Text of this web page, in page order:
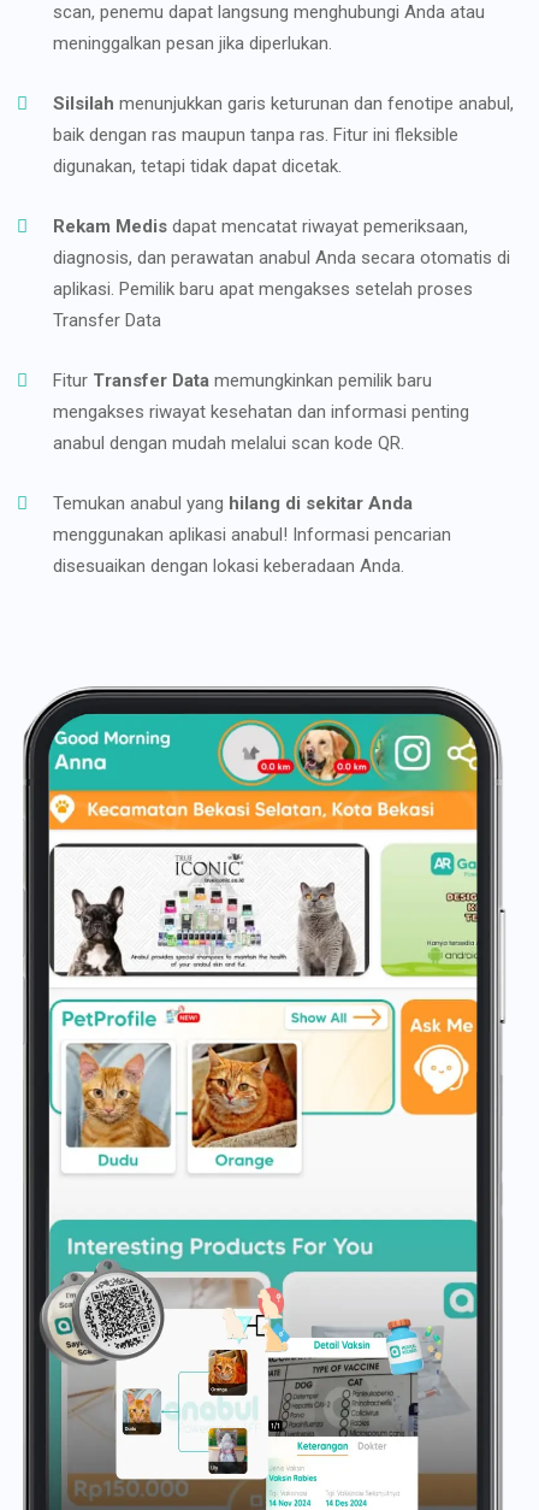
scan, penemu dapat langsung menghubungi Anda atau
meninggalkan pesan jika diperlukan.
Silsilah menunjukkan garis keturunan dan fenotipe anabul,
baik dengan ras maupun tanpa ras. Fitur ini fleksible
digunakan, tetapi tidak dapat dicetak.
Rekam Medis dapat mencatat riwayat pemeriksaan,
diagnosis, dan perawatan anabul Anda secara otomatis di
aplikasi. Pemilik baru apat mengakses setelah proses
Transfer Data
Fitur Transfer Data memungkinkan pemilik baru
mengakses riwayat kesehatan dan informasi penting
anabul dengan mudah melalui scan kode QR.
Temukan anabul yang hilang di sekitar Anda
menggunakan aplikasi anabul! Informasi pencarian
disesuaikan dengan lokasi keberadaan Anda.